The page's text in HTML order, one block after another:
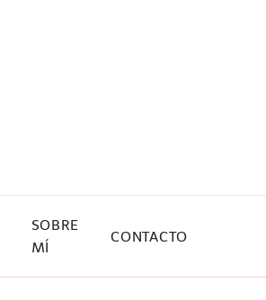
SOBRE
MÍ
CONTACTO